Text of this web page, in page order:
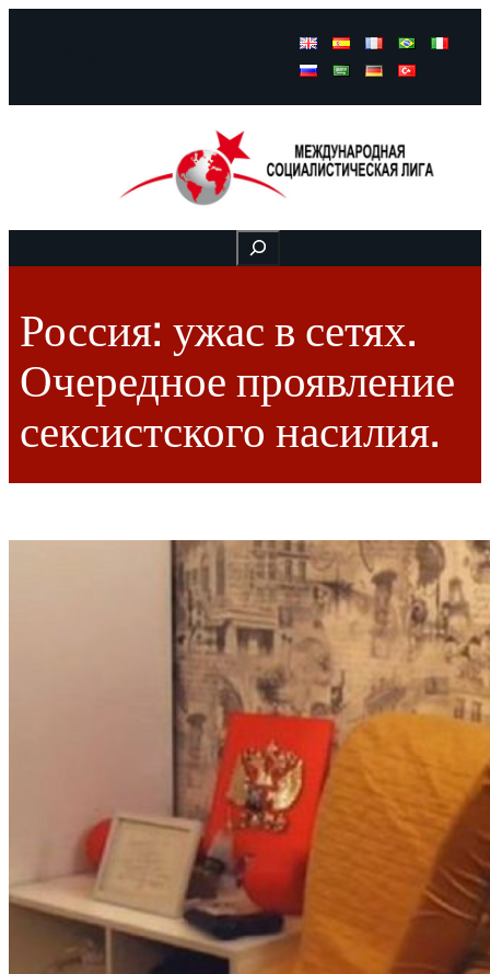
Buscar
Россия: ужас в сетях.
Очередное проявление
сексистского насилия.